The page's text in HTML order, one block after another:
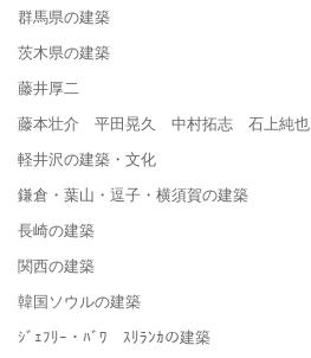
群馬県の建築
茨木県の建築
藤井厚二
藤本壮介 平田晃久 中村拓志 石上純也
軽井沢の建築・文化
鎌倉・葉山・逗子・横須賀の建築
長崎の建築
関西の建築
韓国ソウルの建築
ｼﾞｪﾌﾘｰ・ﾊﾞﾜ ｽﾘﾗﾝｶの建築